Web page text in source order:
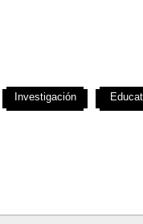
Investigación